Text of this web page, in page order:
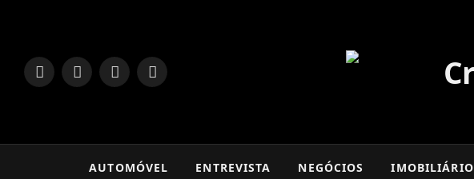
LinkedInFacebookInstagram
TikTok
AUTOMÓVEL ENTREVISTA NEGÓCIOS IMOBILIÁRIO